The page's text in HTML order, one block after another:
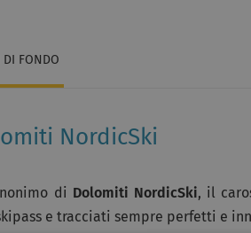
DI FONDO
NordicSki
di Dolomiti NordicSki, il
e tracciati sempre perfetti e